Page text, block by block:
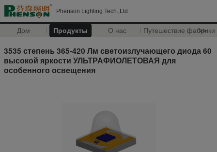
Phenson Lighting Tech.,Ltd
Дом Продукты О нас Путешествие фабрики
>>
3535 степень 365-420 Лм светоизлучающего диода 60
высокой яркости УЛЬТРАФИОЛЕТОВАЯ для
особенного освещения